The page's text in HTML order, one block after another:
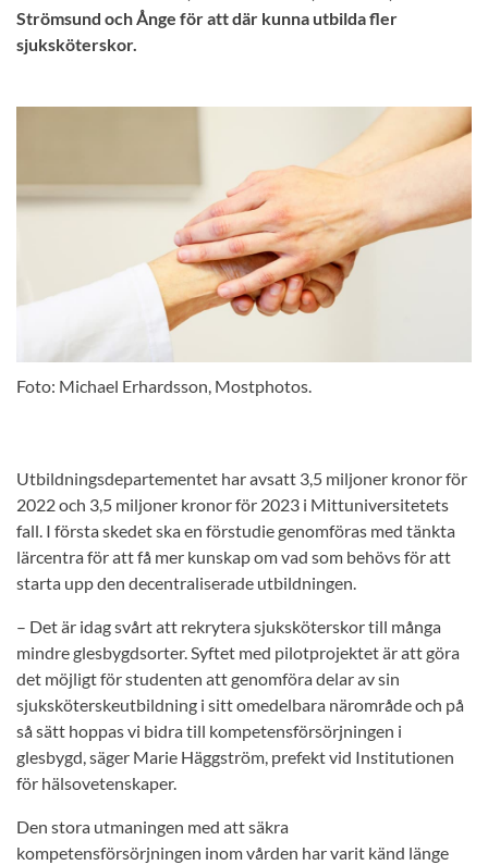
Strömsund och Ånge för att där kunna utbilda fler
sjuksköterskor.
Foto: Michael Erhardsson, Mostphotos.
Utbildningsdepartementet har avsatt 3,5 miljoner kronor för
2022 och 3,5 miljoner kronor för 2023 i Mittuniversitetets
fall. I första skedet ska en förstudie genomföras med tänkta
lärcentra för att få mer kunskap om vad som behövs för att
starta upp den decentraliserade utbildningen.
– Det är idag svårt att rekrytera sjuksköterskor till många
mindre glesbygdsorter. Syftet med pilotprojektet är att göra
det möjligt för studenten att genomföra delar av sin
sjuksköterskeutbildning i sitt omedelbara närområde och på
så sätt hoppas vi bidra till kompetensförsörjningen i
glesbygd, säger Marie Häggström, prefekt vid Institutionen
för hälsovetenskaper.
Den stora utmaningen med att säkra
kompetensförsörjningen inom vården har varit känd länge